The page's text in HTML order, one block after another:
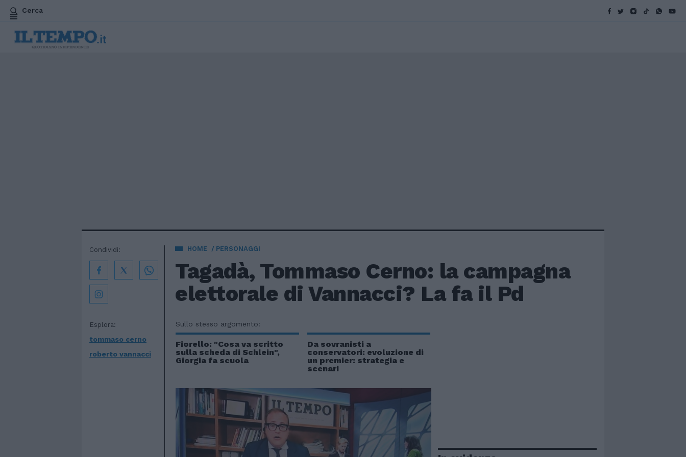
Cerca
HOME PERSONAGGI
Tagadà, Tommaso Cerno: la campagna
elettorale di Vannacci? La fa il Pd
Esplora:
tommaso cerno
roberto vannacci
Condividi:
Sullo stesso argomento:
Fiorello: "Cosa va scritto
sulla scheda di Schlein",
Giorgia fa scuola
Da sovranisti a
conservatori: evoluzione di
un premier: strategia e
scenari